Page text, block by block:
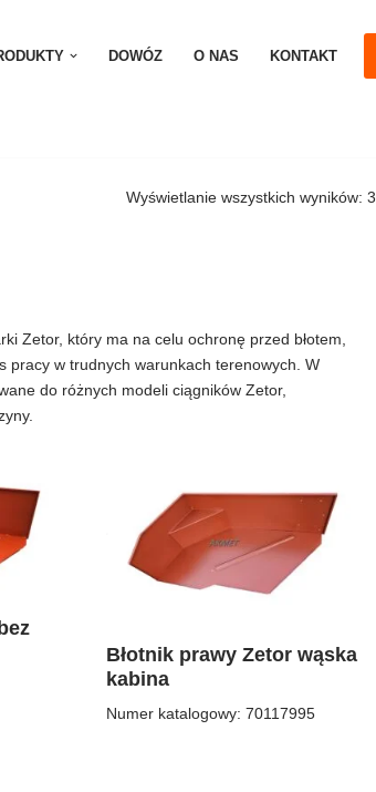
DOWÓZ O NAS KONTAKT
Wyświetlanie wszystkich wyników: 3
Zetor, który ma na celu ochronę przed błotem,
pracy w trudnych warunkach terenowych. W
do różnych modeli ciągników Zetor,
Błotnik prawy Zetor wąska
kabina
Numer katalogowy: 70117995